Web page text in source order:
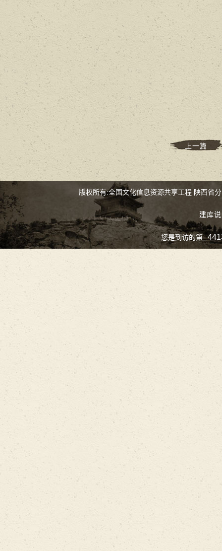
上一篇
版权所有:全国文化信息资源共享工程 陕西省
建库
您是到访的第